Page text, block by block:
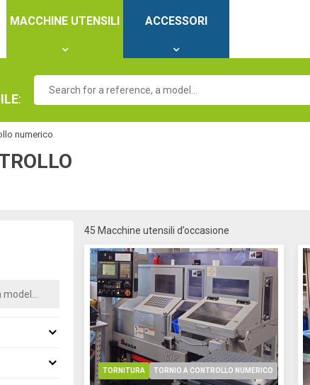
MACCHINE UTENSILI ACCESSORI
:
numerico
45 Macchine utensili d’occasione
TORNITURA TORNIO A CONTROLLO NUMERICO